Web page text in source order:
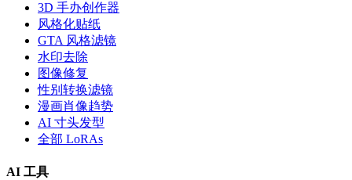
3D 手办创作器
风格化贴纸
GTA 风格滤镜
水印去除
图像修复
性别转换滤镜
漫画肖像趋势
AI 寸头发型
全部 LoRAs
AI 工具